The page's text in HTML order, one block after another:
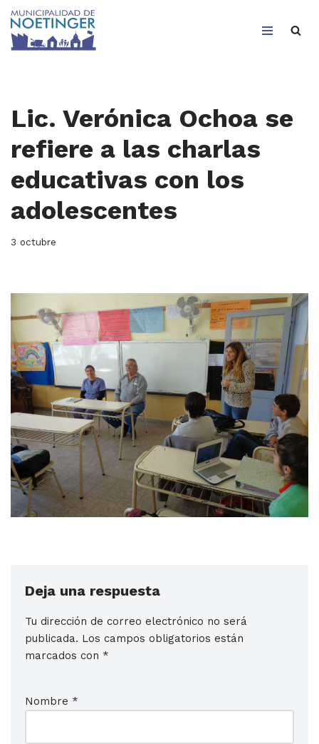
Saltar
Lic. Verónica Ochoa se
refiere a las charlas
educativas con los
adolescentes
3 octubre
Deja una respuesta
Tu dirección de correo electrónico no será
publicada. Los campos obligatorios están
marcados con *
Nombre *